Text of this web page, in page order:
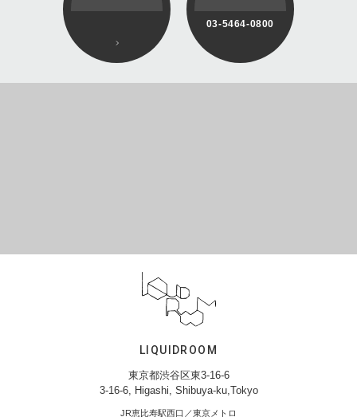
03-5464-0800
LIQUIDROOM
東京都渋谷区東3-16-6
3-16-6, Higashi, Shibuya-ku,Tokyo
JR恵比寿駅西口／東京メトロ